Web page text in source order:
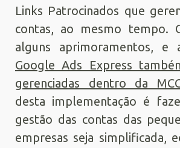
Links Patrocinados que
contas, ao mesmo tempo.
alguns aprimoramentos, e
Google Ads Express
gerenciadas dentro da
desta implementação é
gestão das contas das
empresas seja simplificada,